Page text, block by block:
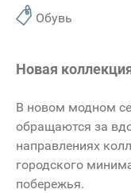
Обувь
Новая
В новом модном
обращаются за
направлениях
городского
побережья.